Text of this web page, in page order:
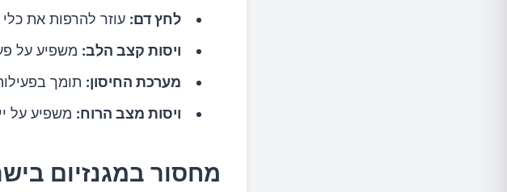
לחץ דם: עוזר להרפות את
ויסות קצב הלב: משפיע על
מערכת החיסון: תומך
ויסות מצב הרוח: משפיע על
מחסור במגנזיום